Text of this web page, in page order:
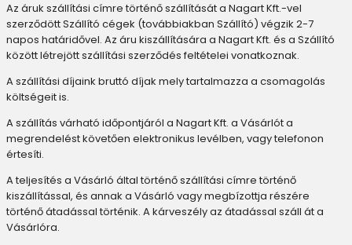
Az áruk szállítási címre történő szállítását a Nagart Kft.-vel
szerződött Szállító cégek (továbbiakban Szállító) végzik 2-7
napos határidővel. Az áru kiszállítására a Nagart Kft. és a Szállító
között létrejött szállítási szerződés feltételei vonatkoznak.
A szállítási díjaink bruttó díjak mely tartalmazza a csomagolás
költségeit is.
A szállítás várható időpontjáról a Nagart Kft. a Vásárlót a
megrendelést követően elektronikus levélben, vagy telefonon
értesíti.
A teljesítés a Vásárló által történő szállítási címre történő
kiszállítással, és annak a Vásárló vagy megbízottja részére
történő átadással történik. A kárveszély az átadással száll át a
Vásárlóra.